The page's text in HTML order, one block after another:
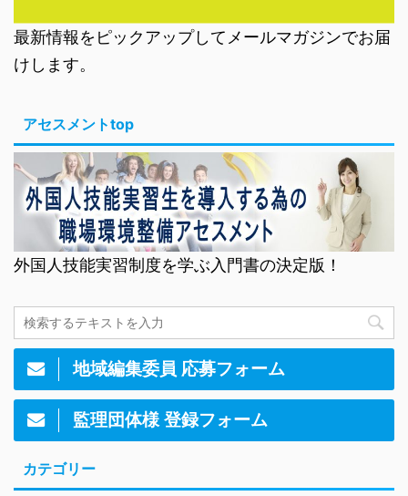
最新情報をピックアップしてメールマガジンでお届
けします。
アセスメントtop
外国人技能実習制度を学ぶ入門書の決定版！
地域編集委員 応募フォーム
監理団体様 登録フォーム
カテゴリー